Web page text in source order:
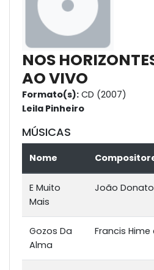
NOS
AO VIVO
Formato(s): CD (2007)
Leila Pinheiro
MÚSICAS
Nome
E Muito
Mais
João Donato
Gozos Da
Alma
Francis